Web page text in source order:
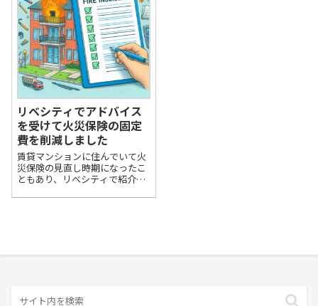
リベシティでアドバイス
を受けて火災保険の固定
費を削減しました
賃貸マンションに住んでいて火
災保険の見直し時期になったこ
ともあり、リベシティで紹介さ
「管理会社が勧める火災保険は